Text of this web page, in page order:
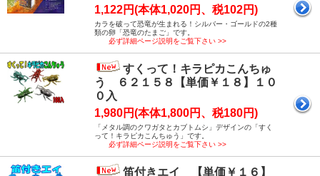
1,122円(本体1,020円、税102円)
カラを破って恐竜が生まれる！シルバー・ゴールドの2種
類の卵「恐竜のたまご」です。
必ず詳細ページ説明をご覧下さい >>
すくって！キラピカこんちゅ
う ６２１５８【単価￥１８】１０
０入
1,980円(本体1,800円、税180円)
「メタル調のクワガタとカブトムシ」デザインの「すく
って！キラピカこんちゅう」です。
必ず詳細ページ説明をご覧下さい >>
笛付きエイ 【単価￥１６】